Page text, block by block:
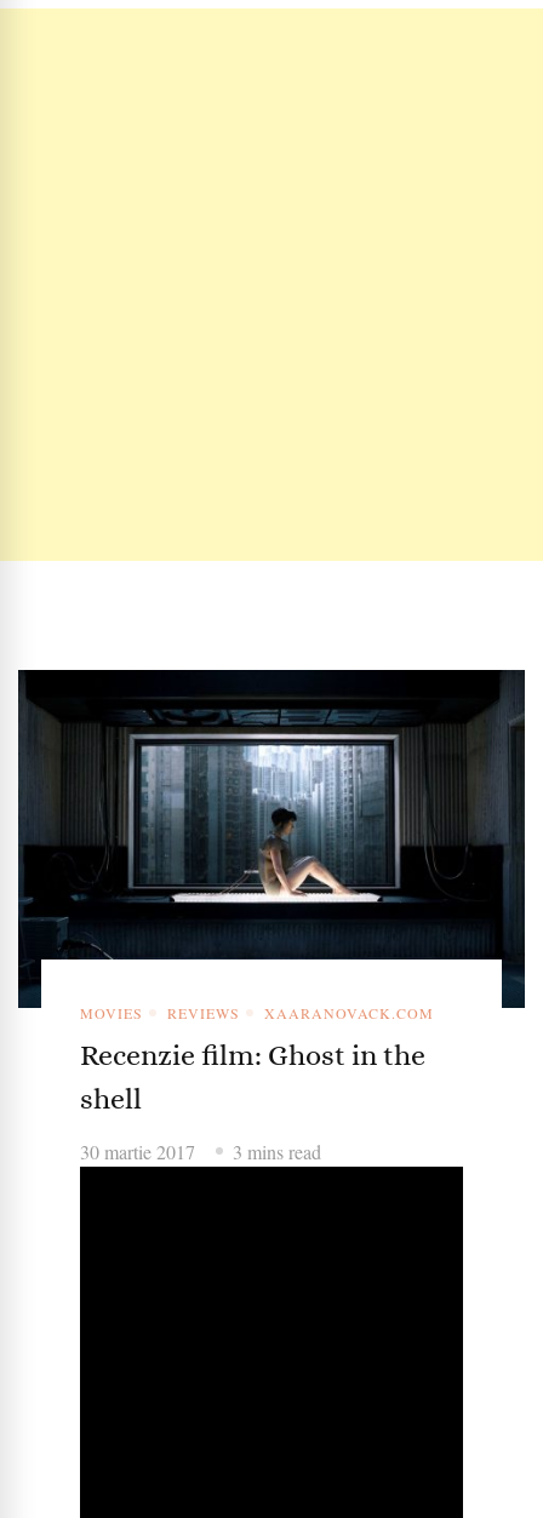
MOVIES REVIEWS XAARANOVACK.COM
Recenzie film: Ghost in the
shell
30 martie 2017 3 mins read